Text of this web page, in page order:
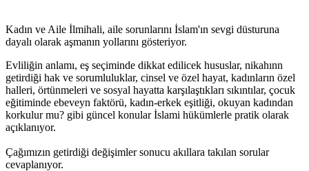
Kadın ve Aile İlmihali, aile sorunlarını İslam'ın sevgi düsturuna
dayalı olarak aşmanın yollarını gösteriyor.
Evliliğin anlamı, eş seçiminde dikkat edilicek hususlar, nikahınn
getirdiği hak ve sorumluluklar, cinsel ve özel hayat, kadınların özel
halleri, örtünmeleri ve sosyal hayatta karşılaştıkları sıkıntılar, çocuk
eğitiminde ebeveyn faktörü, kadın-erkek eşitliği, okuyan kadından
korkulur mu? gibi güncel konular İslami hükümlerle pratik olarak
açıklanıyor.
Çağımızın getirdiği değişimler sonucu akıllara takılan sorular
cevaplanıyor.